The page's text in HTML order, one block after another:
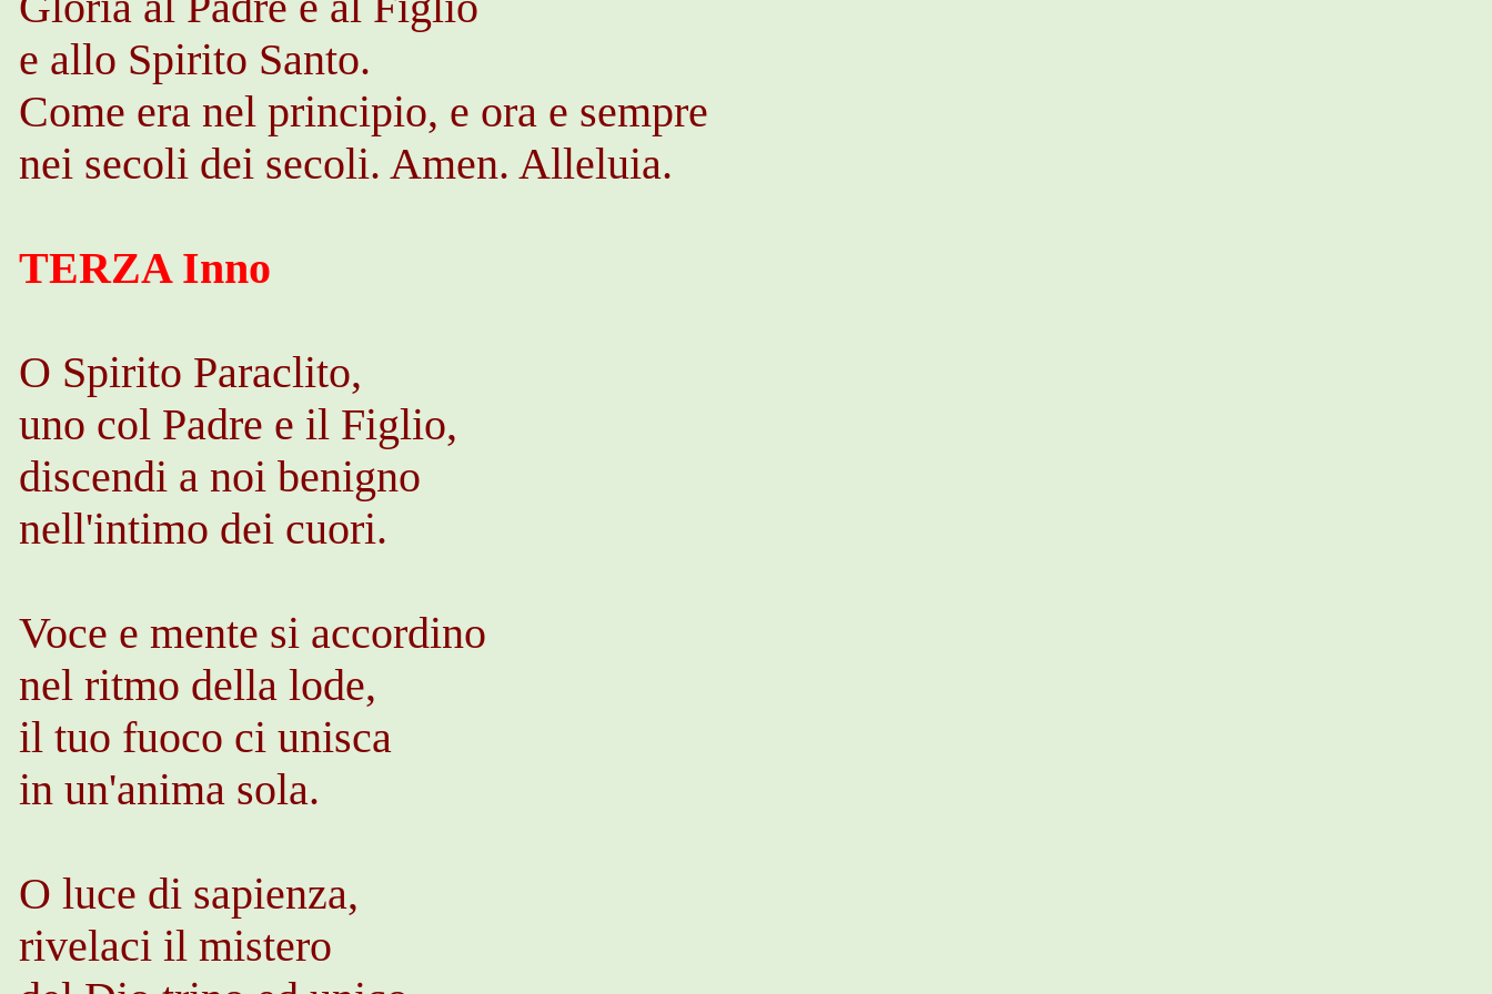
e allo Spirito Santo.
Come era nel principio, e ora e sempre
nei secoli dei secoli. Amen. Alleluia.
TERZA Inno
O Spirito Paraclito,
uno col Padre e il Figlio,
discendi a noi benigno
nell'intimo dei cuori.
Voce e mente si accordino
nel ritmo della lode,
il tuo fuoco ci unisca
in un'anima sola.
O luce di sapienza,
rivelaci il mistero